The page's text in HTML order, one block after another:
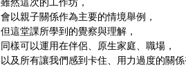
會以親子關係作為主要的情境舉例，
但這堂課所學到的覺察與理解，
同樣可以運用在伴侶、原生家庭、職場，
以及所有讓我們感到卡住、用力過度的關係